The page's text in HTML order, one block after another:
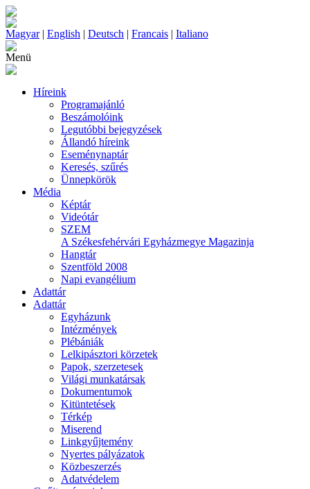
Magyar| English | Deutsch | Francais | Italiano
Menü
Híreink
Programajánló
Beszámolóink
Legutóbbi bejegyzések
Állandó híreink
Eseménynaptár
Keresés, szűrés
Ünnepkörök
Média
Képtár
Videótár
SZEM
A Székesfehérvári Egyházmegye Magazinja
Hangtár
Szentföld 2008
Napi evangélium
Adattár
Adattár
Egyházunk
Intézmények
Plébániák
Lelkipásztori körzetek
Papok, szerzetesek
Világi munkatársak
Dokumentumok
Kitüntetések
Térkép
Miserend
Linkgyűjtemény
Nyertes pályázatok
Közbeszerzés
Adatvédelem